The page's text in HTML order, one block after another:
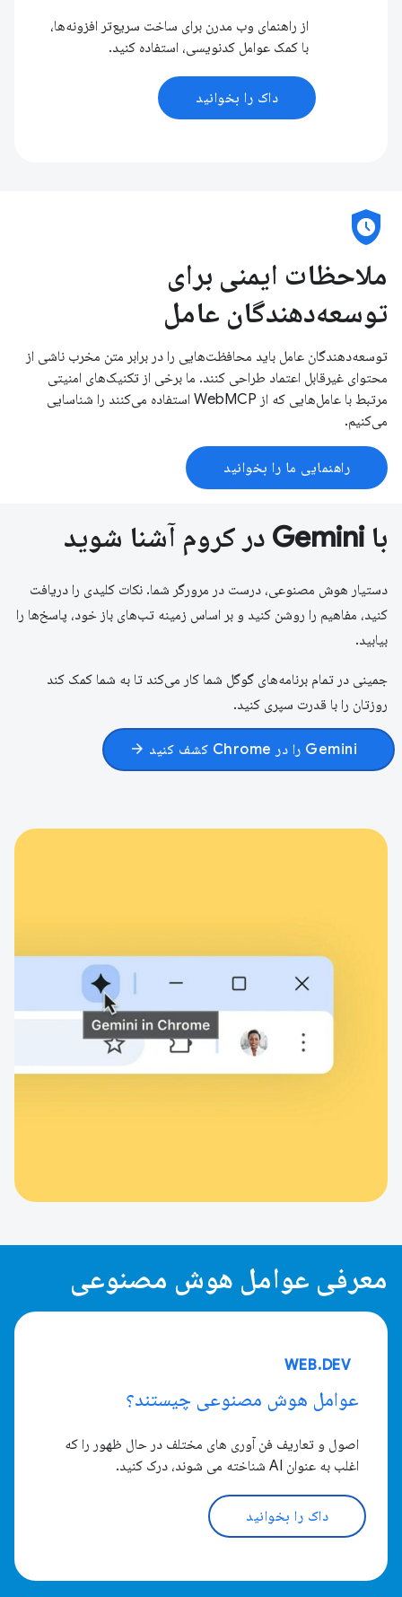
از راهنمای وب مدرن برای ساخت سریع‌تر افزونه‌ها،
با کمک عوامل کدنویسی، استفاده کنید.
داک را بخوانید
safety_check
ملاحظات ایمنی برای
توسعه‌دهندگان عامل
توسعه‌دهندگان عامل باید محافظت‌هایی را در برابر متن مخرب ناشی از
محتوای غیرقابل اعتماد طراحی کنند. ما برخی از تکنیک‌های امنیتی
مرتبط با عامل‌هایی که از WebMCP استفاده می‌کنند را شناسایی
می‌کنیم.
راهنمایی ما را بخوانید
با Gemini در کروم آشنا شوید
دستیار هوش مصنوعی، درست در مرورگر شما. نکات کلیدی را دریافت
کنید، مفاهیم را روشن کنید و بر اساس زمینه تب‌های باز خود، پاسخ‌ها را
بیابید.
جمینی در تمام برنامه‌های گوگل شما کار می‌کند تا به شما کمک کند
روزتان را با قدرت سپری کنید.
Gemini را در Chrome کشف کنید arrow_forward
معرفی عوامل هوش مصنوعی
WEB.DEV
عوامل هوش مصنوعی چیستند؟
اصول و تعاریف فن آوری های مختلف در حال ظهور را که
اغلب به عنوان AI شناخته می شوند، درک کنید.
داک را بخوانید